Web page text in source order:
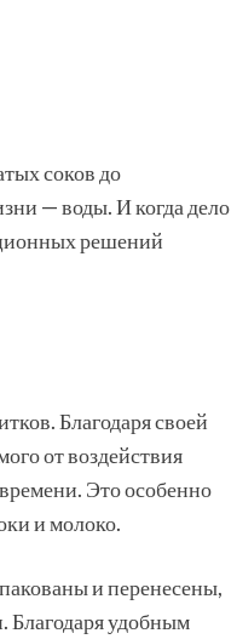
соков до
— воды. И когда дело
решений
Благодаря своей
от воздействия
Это особенно
и молоко.
и перенесены,
Благодаря удобным